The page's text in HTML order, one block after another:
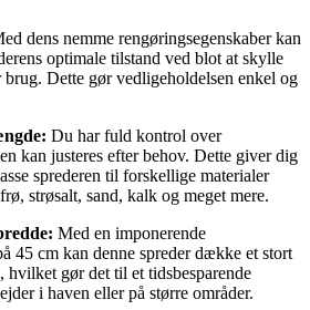
dens nemme rengøringsegenskaber kan
optimale tilstand ved blot at skylle
brug. Dette gør vedligeholdelsen enkel og
Du har fuld kontrol over
kan justeres efter behov. Dette giver dig
sprederen til forskellige materialer
strøsalt, sand, kalk og meget mere.
Med en imponerende
45 cm kan denne spreder dække et stort
hvilket gør det til et tidsbesparende
i haven eller på større områder.